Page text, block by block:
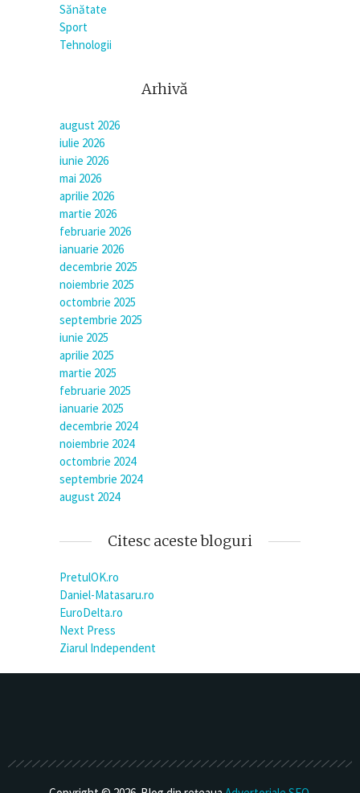
Sănătate
Sport
Tehnologii
Arhivă
august 2026
iulie 2026
iunie 2026
mai 2026
aprilie 2026
martie 2026
februarie 2026
ianuarie 2026
decembrie 2025
noiembrie 2025
octombrie 2025
septembrie 2025
iunie 2025
aprilie 2025
martie 2025
februarie 2025
ianuarie 2025
decembrie 2024
noiembrie 2024
octombrie 2024
septembrie 2024
august 2024
Citesc aceste bloguri
PretulOK.ro
Daniel-Matasaru.ro
EuroDelta.ro
Next Press
Ziarul Independent